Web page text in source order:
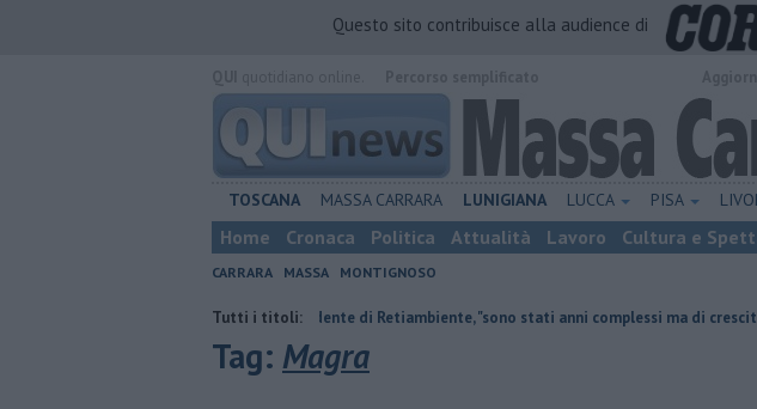
Questo sito contribuisce alla audience di
TOSCANA MASSA CARRARA LUNIGIANA LUCCA PISA
Home Cronaca Politica Attualità Lavoro Cultura e
CARRARA MASSA MONTIGNOSO
Tutti i titoli:
Il saluto del presidente di Retiambiente, "sono stati anni complessi ma di crescita" Operaio
Tag: Magra